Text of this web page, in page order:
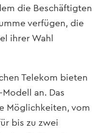
die Beschäftigten
verfügen, die
ihrer Wahl
Telekom bieten
an. Das
Möglichkeiten, vom
bis zu zwei